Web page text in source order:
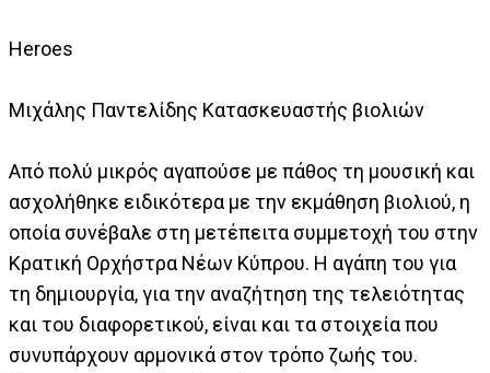
Heroes
Μιχάλης Παντελίδης Κατασκευαστής βιολιών
Από πολύ μικρός αγαπούσε με πάθος τη μουσική και
ασχολήθηκε ειδικότερα με την εκμάθηση βιολιού, η
οποία συνέβαλε στη μετέπειτα συμμετοχή του στην
Κρατική Ορχήστρα Νέων Κύπρου. Η αγάπη του για
τη δημιουργία, για την αναζήτηση της τελειότητας
και του διαφορετικού, είναι και τα στοιχεία που
συνυπάρχουν αρμονικά στον τρόπο ζωής του.